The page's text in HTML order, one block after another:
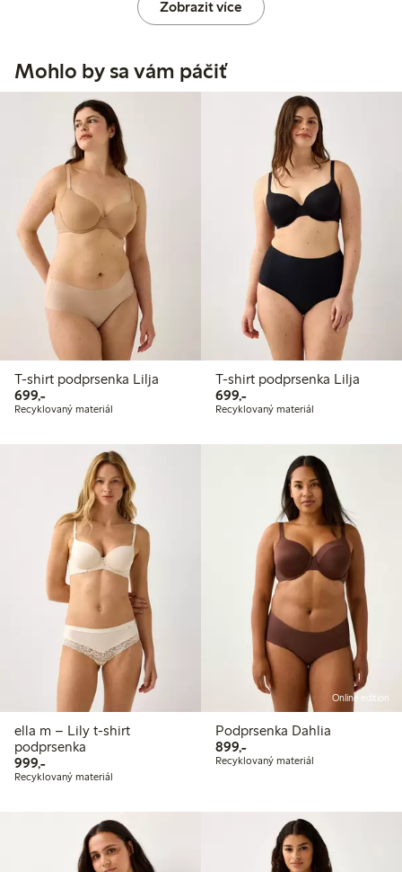
Zobrazit více
Mohlo by sa vám páčiť
T-shirt podprsenka Lilja
699,-699,00 Kč
Recyklovaný materiál
T-shirt podprsenka Lilja
699,-699,00 Kč
Recyklovaný materiál
ella m – Lily t-shirt
podprsenka
999,-999,00 Kč
Recyklovaný materiál
Online edition
Podprsenka Dahlia
899,-899,00 Kč
Recyklovaný materiál